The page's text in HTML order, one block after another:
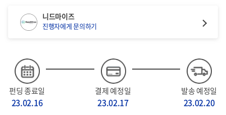
펀딩 종료일
23.02.16
결제 예정일
23.02.17
발송 예정일
23.02.20
니드마이즈
진행자에게 문의하기